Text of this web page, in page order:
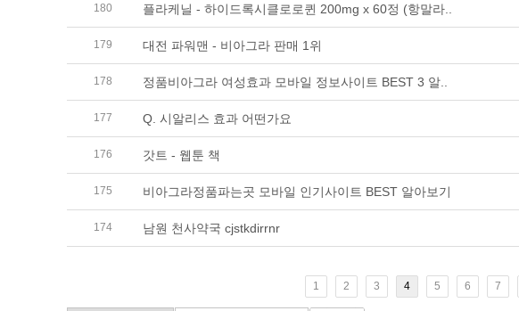
180 플라케닐 - 하이드록시클로로퀸 200mg x 60정 (항말라..
179 대전 파워맨 - 비아그라 판매 1위
178 정품비아그라 여성효과 모바일 정보사이트 BEST 3 알..
177 Q. 시알리스 효과 어떤가요
176 갓트 - 웹툰 책
175 비아그라정품파는곳 모바일 인기사이트 BEST 알아보기
174 남원 천사약국 cjstkdirrnr
1 2 3 4 5 6 7